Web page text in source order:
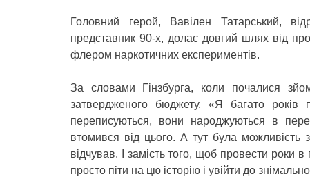
Головний герой, Вавілен Татарський,
представник 90-х, долає довгий шлях від
флером наркотичних експериментів.
За словами Гінзбурга, коли почалися
затвердженого бюджету. «Я багато років
переписуються, вони народжуються в
втомився від цього. А тут була можливість
відчував. І замість того, щоб провести роки
просто піти на цю історію і увійти до